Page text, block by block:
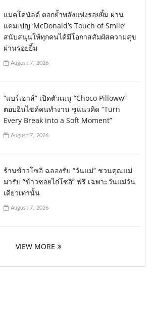
แมคโดนัลด์ ตอกย้ำพลังแห่งรอยยิ้ม ผ่าน
แคมเปญ ‘McDonald’s Touch of Smile’
สนับสนุนให้ทุกคนได้มีโอกาสสัมผัสความสุข
ผ่านรอยยิ้ม
August 7, 2026
“แบร์เฮาส์” เปิดตัวเมนู “Choco Pilloww”
ตอบอินไซด์คนทำงาน ชูแนวคิด “Turn
Every Break into a Soft Moment”
August 7, 2026
ร้านข้าวโซอิ ฉลองรับ “วันแม่” ชวนคุณแม่
มารับ “ข้าวซอยไก่โซอิ” ฟรี เฉพาะวันแม่วัน
เดียวเท่านั้น
August 7, 2026
VIEW MORE